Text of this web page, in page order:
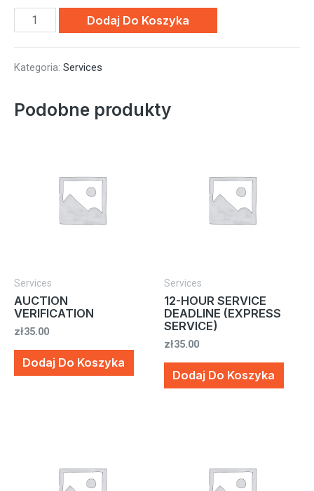
ilość
VALUATION
Dodaj Do Koszyka
Kategoria: Services
Podobne produkty
Services
AUCTION
VERIFICATION
zł35.00
Dodaj Do Koszyka
Services
12-HOUR SERVICE
DEADLINE (EXPRESS
SERVICE)
zł35.00
Dodaj Do Koszyka